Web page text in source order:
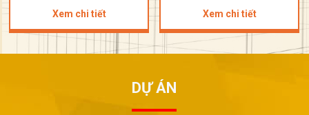
Xem chi tiết Xem chi tiết
DỰ ÁN